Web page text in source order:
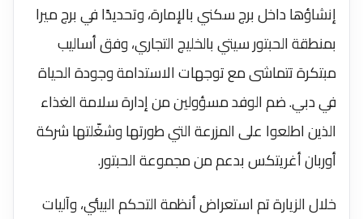
إنشاؤها داخل برج سكني بالإمارة، وتحديدًا في برج ميرا
بمنطقة الحبتور سيتي بالخليج التجاري، وفق أساليب
مبتكرة تتماشى مع توجهات الاستدامة وجودة الحياة
في دبي. ضم الوفد مسؤولين من إدارة سلامة الغذاء
الذين اطلعوا على المزرعة التي طورتها وشغّلتها شركة
أوربان أغريتكس بدعم من مجموعة الحبتور.
خلال الزيارة تم استعراض أنظمة التحكم البيئي، وآليات